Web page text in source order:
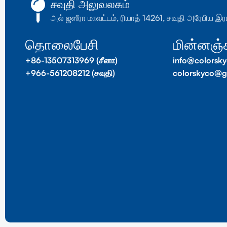
சவுதி அலுவலகம்
அல் ஜஸீரா மாவட்டம், ரியாத் 14261, சவுதி அரேபிய
தொலைபேசி
+86-13507313969 (சீனா)
+966-561208212 (சவுதி)